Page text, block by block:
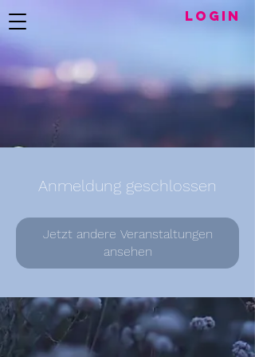
LogIN
Anmeldung geschlossen
Jetzt andere Veranstaltungen
ansehen